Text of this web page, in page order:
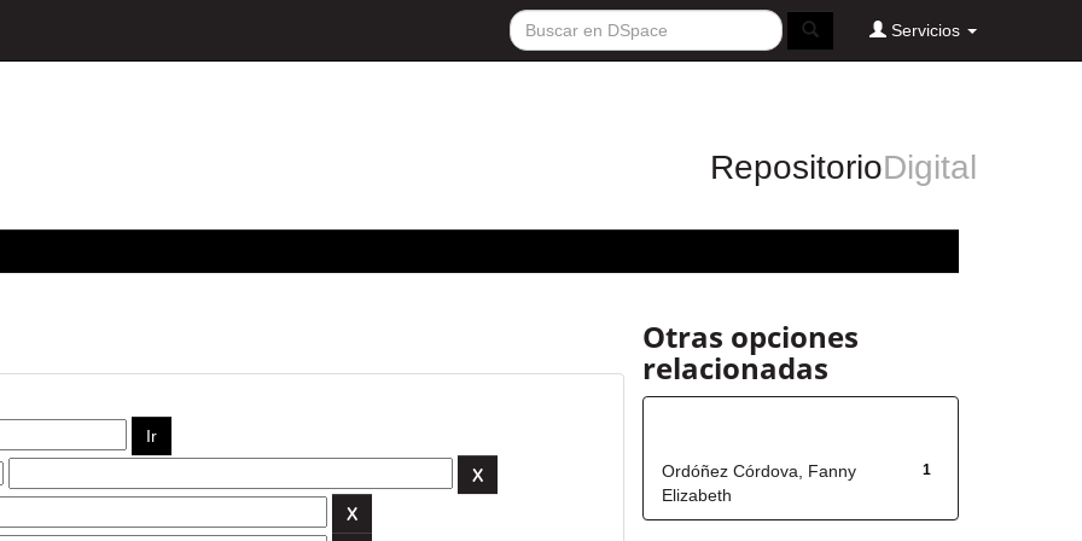
Servicios
RepositorioDigital
Otras opciones
relacionadas
1
Ordóñez Córdova, Fanny
Elizabeth